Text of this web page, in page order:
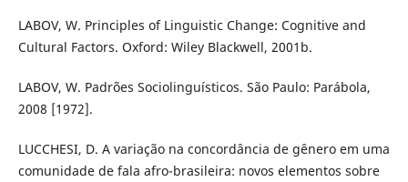
LABOV, W. Principles of Linguistic Change: Cognitive and
Cultural Factors. Oxford: Wiley Blackwell, 2001b.
LABOV, W. Padrões Sociolinguísticos. São Paulo: Parábola,
2008 [1972].
LUCCHESI, D. A variação na concordância de gênero em uma
comunidade de fala afro-brasileira: novos elementos sobre